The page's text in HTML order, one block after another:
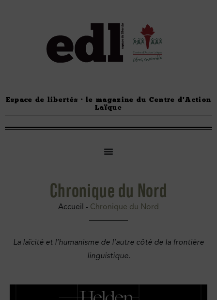
Espace de libertés · le magazine du Centre d'Action
Laïque
Chronique du Nord
Accueil - Chronique du Nord
La laïcité et l’humanisme de l’autre côté de la frontière
linguistique.